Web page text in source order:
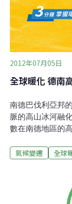
2012年07月05日
全球暖化 德南
南德巴伐利亞邦
脈的高山冰河融
數在南德地區的
升高的氣溫下融
平均值。1820年
里降至0.7平方
到2020年，除了
氣候變遷 全球